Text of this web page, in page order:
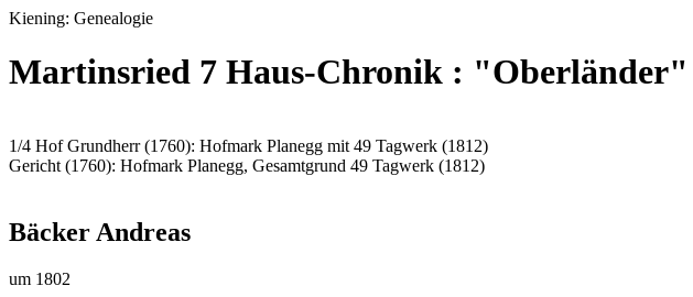
Kiening: Genealogie
Martinsried 7 Haus-Chronik : "Oberländer"
1/4 Hof Grundherr (1760): Hofmark Planegg mit 49 Tagwerk (1812)
Gericht (1760): Hofmark Planegg, Gesamtgrund 49 Tagwerk (1812)
Bäcker Andreas
um 1802